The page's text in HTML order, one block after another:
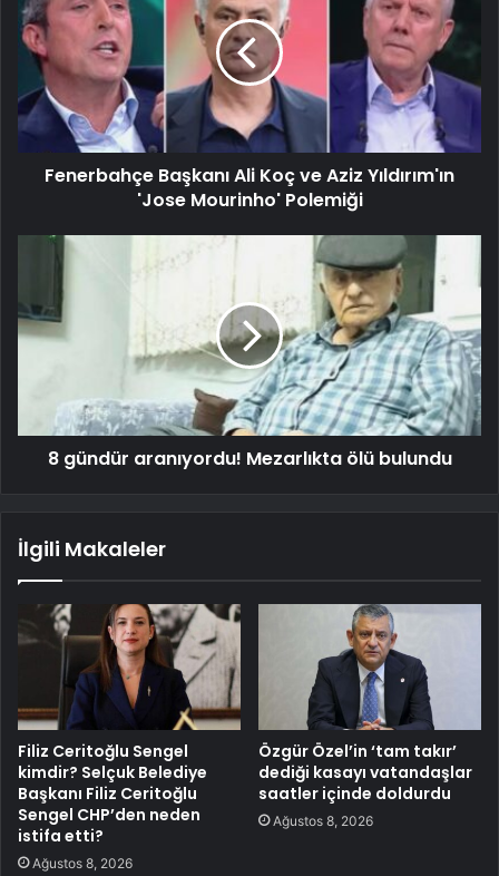
Fenerbahçe Başkanı Ali Koç ve Aziz Yıldırım'ın
'Jose Mourinho' Polemiği
8 gündür aranıyordu! Mezarlıkta ölü bulundu
İlgili Makaleler
Filiz Ceritoğlu Sengel
kimdir? Selçuk Belediye
Başkanı Filiz Ceritoğlu
Sengel CHP’den neden
istifa etti?
Ağustos 8, 2026
Özgür Özel’in ‘tam takır’
dediği kasayı vatandaşlar
saatler içinde doldurdu
Ağustos 8, 2026